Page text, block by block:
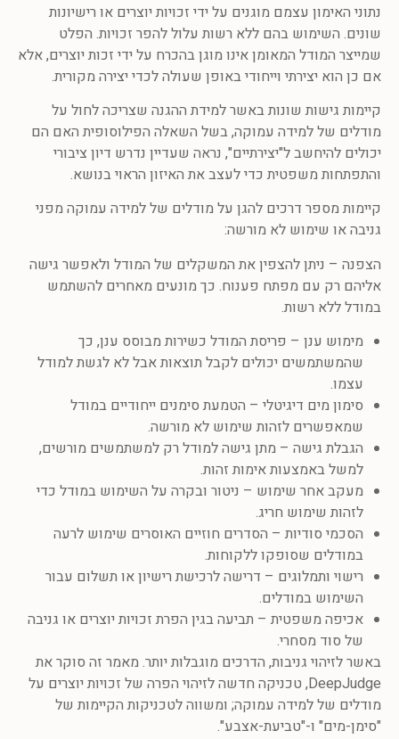
נתוני האימון עצמם מוגנים על ידי זכויות יוצרים או רישיונות
שונים. השימוש בהם ללא רשות עלול להפר זכויות. הפלט
שמייצר המודל המאומן אינו מוגן בהכרח על ידי זכות יוצרים, אלא
אם כן הוא יצירתי וייחודי באופן שעולה לכדי יצירה מקורית.
קיימות גישות שונות באשר למידת ההגנה שצריכה לחול על
מודלים של למידה עמוקה, בשל השאלה הפילוסופית האם הם
יכולים להיחשב ל"יצירתיים", נראה שעדיין נדרש דיון ציבורי
והתפתחות משפטית כדי לעצב את האיזון הראוי בנושא.
קיימות מספר דרכים להגן על מודלים של למידה עמוקה מפני
גניבה או שימוש לא מורשה:
הצפנה – ניתן להצפין את המשקלים של המודל ולאפשר גישה
אליהם רק עם מפתח פענוח. כך מונעים מאחרים להשתמש
במודל ללא רשות.
מימוש ענן – פריסת המודל כשירות מבוסס ענן, כך
שהמשתמשים יכולים לקבל תוצאות אבל לא לגשת למודל
עצמו.
סימון מים דיגיטלי – הטמעת סימנים ייחודיים במודל
שמאפשרים לזהות שימוש לא מורשה.
הגבלת גישה – מתן גישה למודל רק למשתמשים מורשים,
למשל באמצעות אימות זהות.
מעקב אחר שימוש – ניטור ובקרה על השימוש במודל כדי
לזהות שימוש חריג.
הסכמי סודיות – הסדרים חוזיים האוסרים שימוש לרעה
במודלים שסופקו ללקוחות.
רישוי ותמלוגים – דרישה לרכישת רישיון או תשלום עבור
השימוש במודלים.
אכיפה משפטית – תביעה בגין הפרת זכויות יוצרים או גניבה
של סוד מסחרי.
באשר לזיהוי גניבות, הדרכים מוגבלות יותר. מאמר זה סוקר את
DeepJudge, טכניקה חדשה לזיהוי הפרה של זכויות יוצרים על
מודלים של למידה עמוקה; ומשווה לטכניקות הקיימות של
"סימן-מים" ו-"טביעת-אצבע".